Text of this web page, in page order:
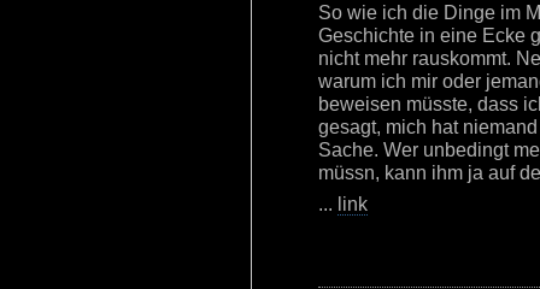
So wie ich die Dinge im
Geschichte in eine Ecke
nicht mehr rauskommt.
warum ich mir oder
beweisen müsste, dass
gesagt, mich hat
Sache. Wer unbedingt
müssn, kann ihm ja auf
... link